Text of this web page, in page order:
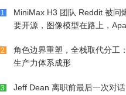
1
MiniMax H3 团队 Reddit 被问
要开源，图像模型在路上，
2
角色边界重塑，全栈取代分工
生产力体系成形
3
Jeff Dean 离职前最后一次对